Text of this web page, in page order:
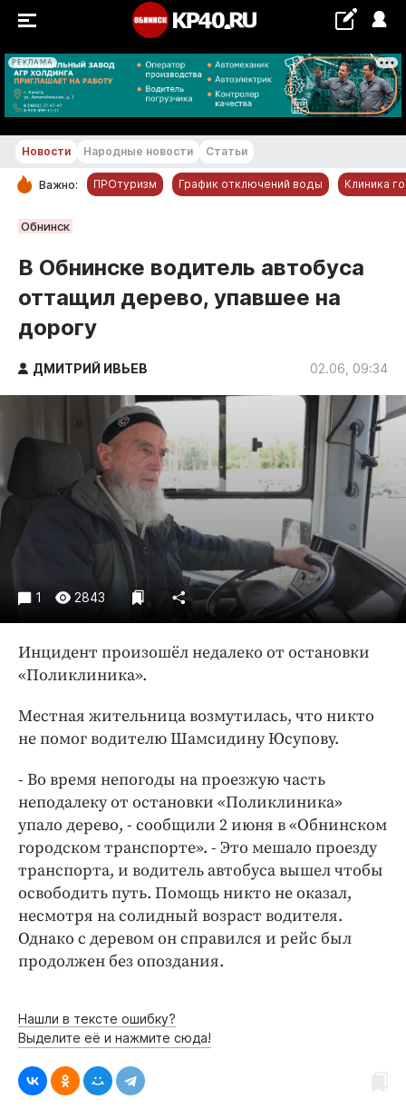
РЕКЛАМА
+18...+19 °С
РУБРИКИ
Обнинск
Новости компаний
Статьи
Народные новости
Авто и транспорт
Благоустройство
Криминал
Культура
Недвижимость и ЖКХ
Образование
Общество
Праздники
Происшествия
Экономика и бизнес
Блоги
Медиаперсона
Интересное чтиво
Клиника года
Бренд года
Работодатель года
Новости Народные новости Статьи
Важно: ПРОтуризм График отключений воды Клиника
Обнинск
В Обнинске водитель автобуса
оттащил дерево, упавшее на
дорогу
ДМИТРИЙ ИВЬЕВ 02.06, 09:34
1 2843
Инцидент произошёл недалеко от остановки
«Поликлиника».
Местная жительница возмутилась, что никто
не помог водителю Шамсидину Юсупову.
- Во время непогоды на проезжую часть
неподалеку от остановки «Поликлиника»
упало дерево, - сообщили 2 июня в «Обнинском
городском транспорте». - Это мешало проезду
транспорта, и водитель автобуса вышел чтобы
освободить путь. Помощь никто не оказал,
несмотря на солидный возраст водителя.
Однако с деревом он справился и рейс был
продолжен без опоздания.
Нашли в тексте ошибку?
Выделите её и нажмите сюда!